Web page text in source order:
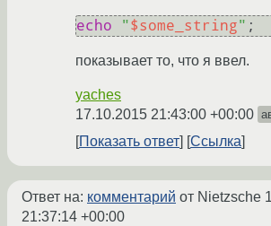
echo "$some_string"
показывает то, что я ввел.
yaches
17.10.2015 21:43:00 +00:00
Показать ответ Ссылка
Ответ на: комментарий от Nietzsche
21:37:14 +00:00